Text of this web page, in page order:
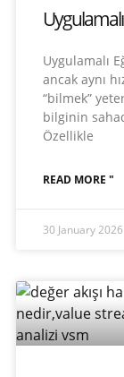
Uygulamalı
ancak aynı
“bilmek”
bilginin
Özellikle
READ MORE "
30 January 2026